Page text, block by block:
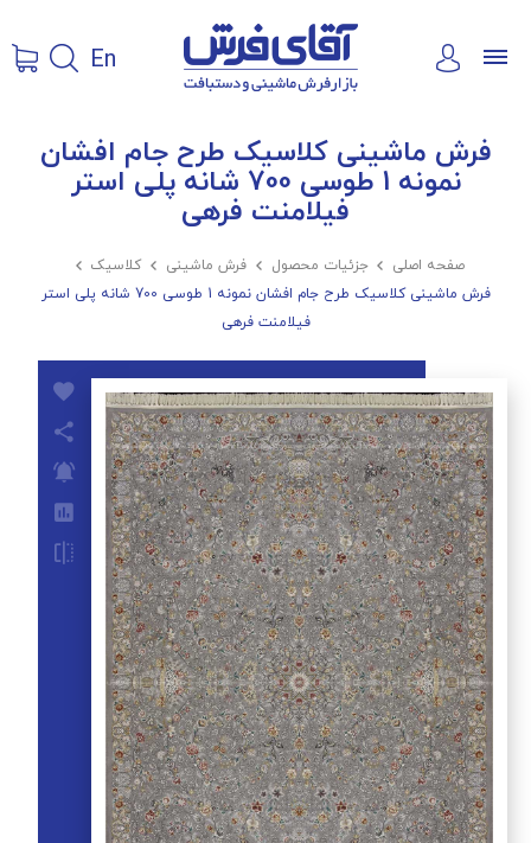
En
فرش ماشینی کلاسیک طرح جام افشان
نمونه 1 طوسی 700 شانه پلی استر
فیلامنت فرهی
صفحه اصلی  جزئیات محصول  فرش ماشینی  کلاسیک 
فرش ماشینی کلاسیک طرح جام افشان نمونه 1 طوسی 700 شانه پلی استر
فیلامنت فرهی